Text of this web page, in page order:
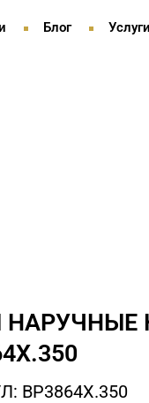
Блог Услуги
BP3864X.350